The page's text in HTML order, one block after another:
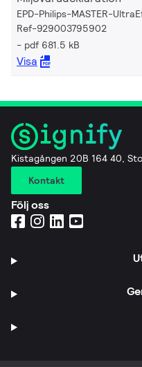
EPD-Philips-MASTER-
Ref-929003795902
pdf 681.5 kB
Visa
Kistagången 20B 164 40,
Kontakt
Följ oss